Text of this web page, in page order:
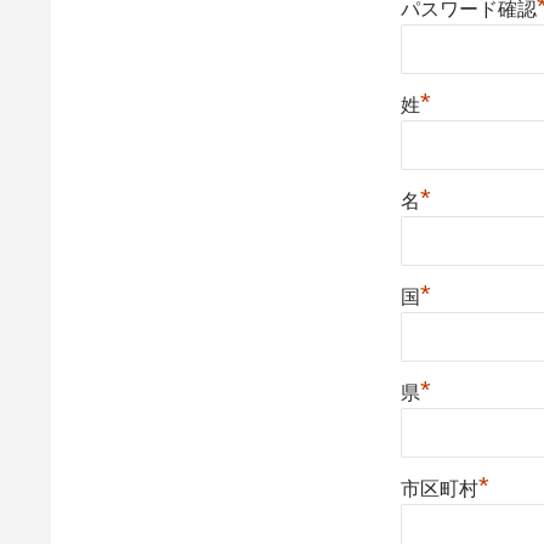
パスワード確認
姓*
名*
国*
県*
市区町村*